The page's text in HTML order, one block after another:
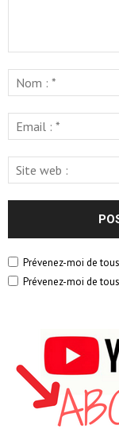
Prévenez-moi de
Prévenez-moi de